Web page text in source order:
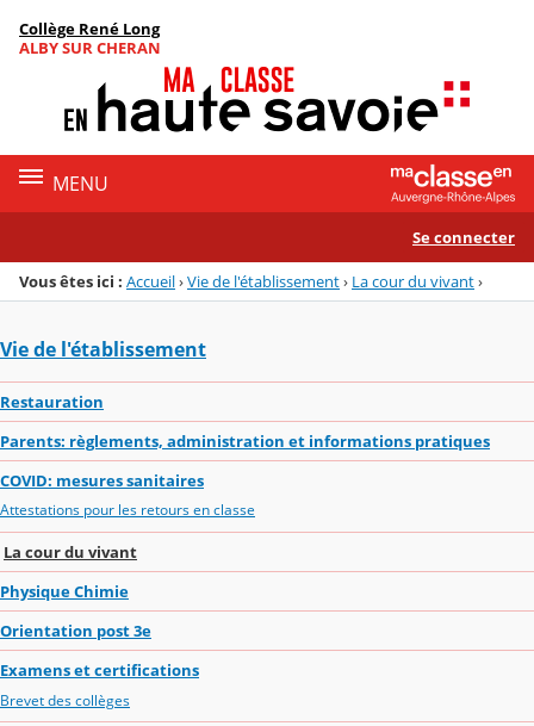
Menu de la rubrique
Contenu
Collège René Long
ALBY SUR CHERAN
MENU
Se connecter
Vous êtes ici : Accueil›Vie de l'établissement› La cour du vivant›
Vie de l'établissement
Restauration
Parents: règlements, administration et informations pratiques
COVID: mesures sanitaires
Attestations pour les retours en classe
La cour du vivant
Physique Chimie
Orientation post 3e
Examens et certifications
Brevet des collèges